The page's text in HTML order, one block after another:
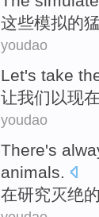
这些模拟的
youdao
Let's take
让我们 以现在
youdao
There's
animals.
在研究灭绝的